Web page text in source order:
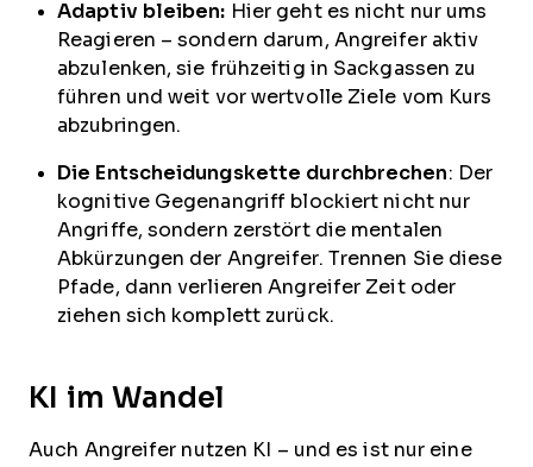
Adaptiv bleiben: Hier geht es nicht nur ums
Reagieren – sondern darum, Angreifer aktiv
abzulenken, sie frühzeitig in Sackgassen zu
führen und weit vor wertvolle Ziele vom Kurs
abzubringen.
Die Entscheidungskette durchbrechen: Der
kognitive Gegenangriff blockiert nicht nur
Angriffe, sondern zerstört die mentalen
Abkürzungen der Angreifer. Trennen Sie diese
Pfade, dann verlieren Angreifer Zeit oder
ziehen sich komplett zurück.
KI im Wandel
Auch Angreifer nutzen KI – und es ist nur eine